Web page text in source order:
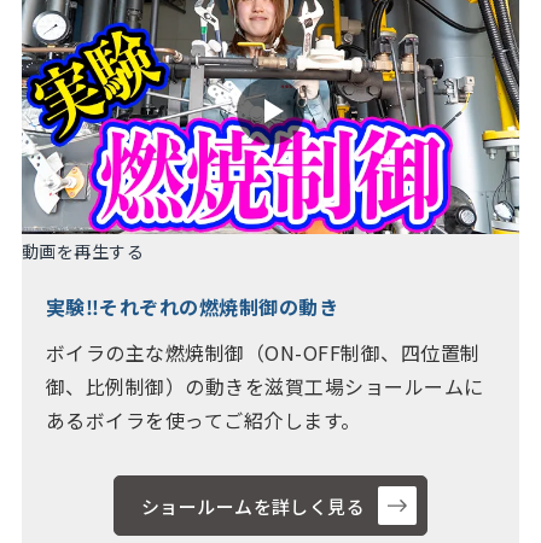
動画を再生する
実験‼それぞれの燃焼制御の動き
ボイラの主な燃焼制御（ON-OFF制御、四位置制
御、比例制御）の動きを滋賀工場ショールームに
あるボイラを使ってご紹介します。
ショールームを詳しく見る